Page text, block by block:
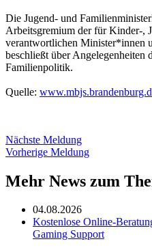
Die Jugend- und
Arbeitsgremium der für Kinder-,
verantwortlichen Minister*innen
beschließt über Angelegenheiten
Familienpolitik.
Quelle:
Nächste Meldung
Vorherige Meldung
Mehr News zum
04.08.2026
Kostenlose Online-
Gaming Support